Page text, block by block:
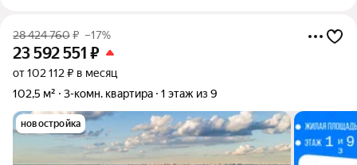
28 424 760₽ –17%
23 592 551 ₽
от 102 112 ₽ в месяц
102,5 м²
3-комн. квартира 1 этаж из 9
новостройка